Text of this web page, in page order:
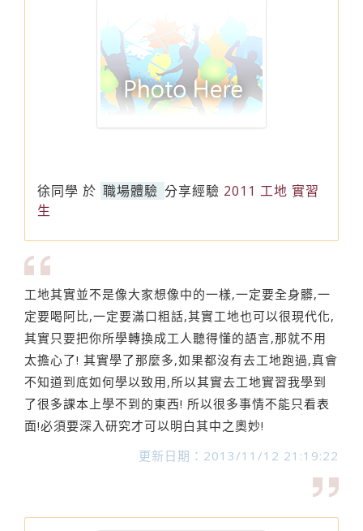
徐同學 於 職場體驗 分享經驗 2011 工地 實習
生
工地其實並不是像大家想像中的一樣,一定要全身髒,一
定要喝阿比,一定要滿口粗話,其實工地也可以很現代化,
其實只要把你所學轉換成工人聽得懂的語言,那就不用
太擔心了! 其實學了那麼多,如果都沒有去工地跑過,真會
不知道到底如何學以致用,所以其實去工地實習我學到
了很多課本上學不到的東西! 所以很多事情不能只看表
面!必須要深入研究才可以明白其中之奧妙!
更新日期：2013/11/12 21:19:22